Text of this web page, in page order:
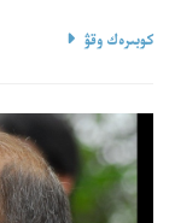
كوبىرەك وقۋ